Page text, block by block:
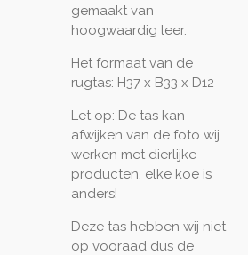
gemaakt van
hoogwaardig leer.
Het formaat van de
rugtas: H37 x B33 x D12
Let op: De tas kan
afwijken van de foto wij
werken met dierlijke
producten. elke koe is
anders!
Deze tas hebben wij niet
op vooraad dus de